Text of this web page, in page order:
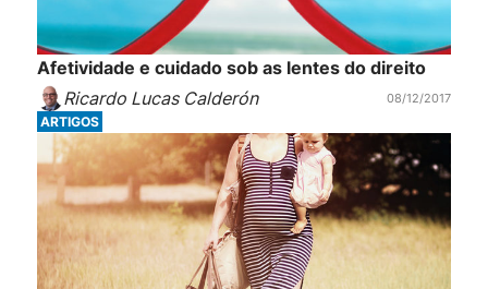
Afetividade e cuidado sob as lentes do direito
Ricardo Lucas Calderón
08/12/2017
ARTIGOS